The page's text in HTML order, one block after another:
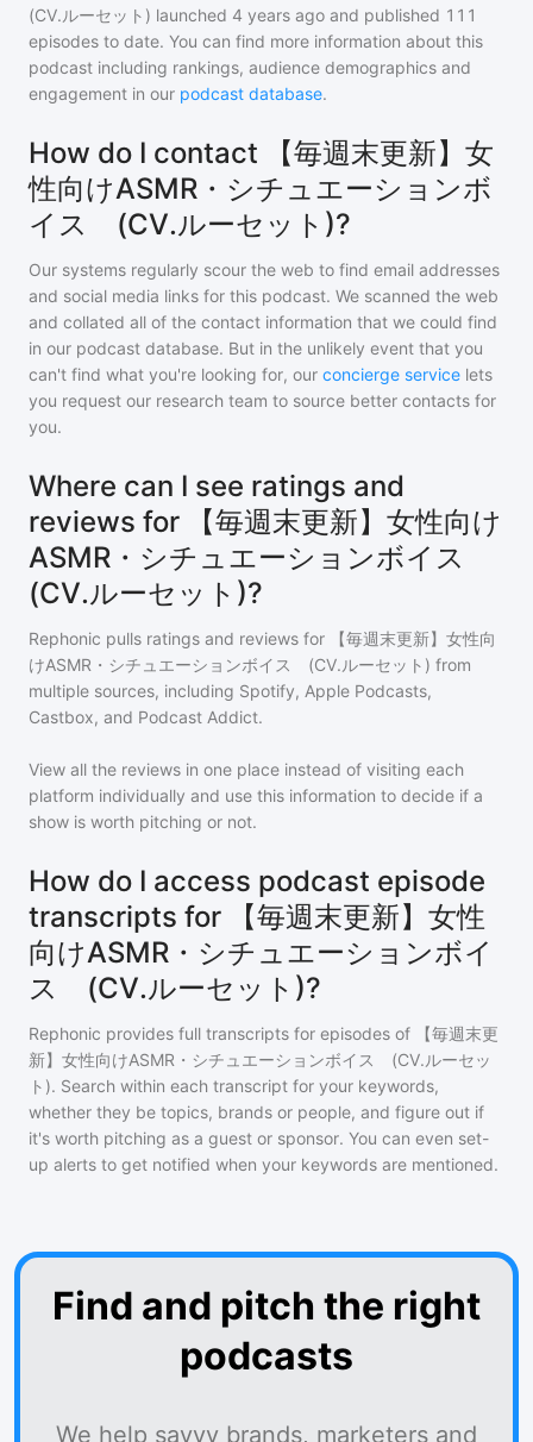
(CV.ルーセット) launched 4 years ago and published 111
episodes to date. You can find more information about this
podcast including rankings, audience demographics and
engagement in our podcast database.
How do I contact 【毎週末更新】女
性向けASMR・シチュエーションボ
イス (CV.ルーセット)?
Our systems regularly scour the web to find email addresses
and social media links for this podcast. We scanned the web
and collated all of the contact information that we could find
in our podcast database. But in the unlikely event that you
can't find what you're looking for, our concierge service lets
you request our research team to source better contacts for
you.
Where can I see ratings and
reviews for 【毎週末更新】女性向け
ASMR・シチュエーションボイス
(CV.ルーセット)?
Rephonic pulls ratings and reviews for
【毎週末更新】女性向
けASMR・シチュエーションボイス (CV.ルーセット) from
multiple sources, including Spotify, Apple Podcasts,
Castbox, and Podcast Addict.
View all the reviews in one place instead of visiting each
platform individually and use this information to decide if a
show is worth pitching or not.
How do I access podcast episode
transcripts for 【毎週末更新】女性
向けASMR・シチュエーションボイ
ス (CV.ルーセット)?
Rephonic provides full transcripts for episodes of
【毎週末更
新】女性向けASMR・シチュエーションボイス (CV.ルーセッ
ト). Search within each transcript for your keywords,
whether they be topics, brands or people, and figure out if
it's worth pitching as a guest or sponsor. You can even set-
up alerts to get notified when your keywords are mentioned.
Find and pitch the right
podcasts
We help savvy brands, marketers and